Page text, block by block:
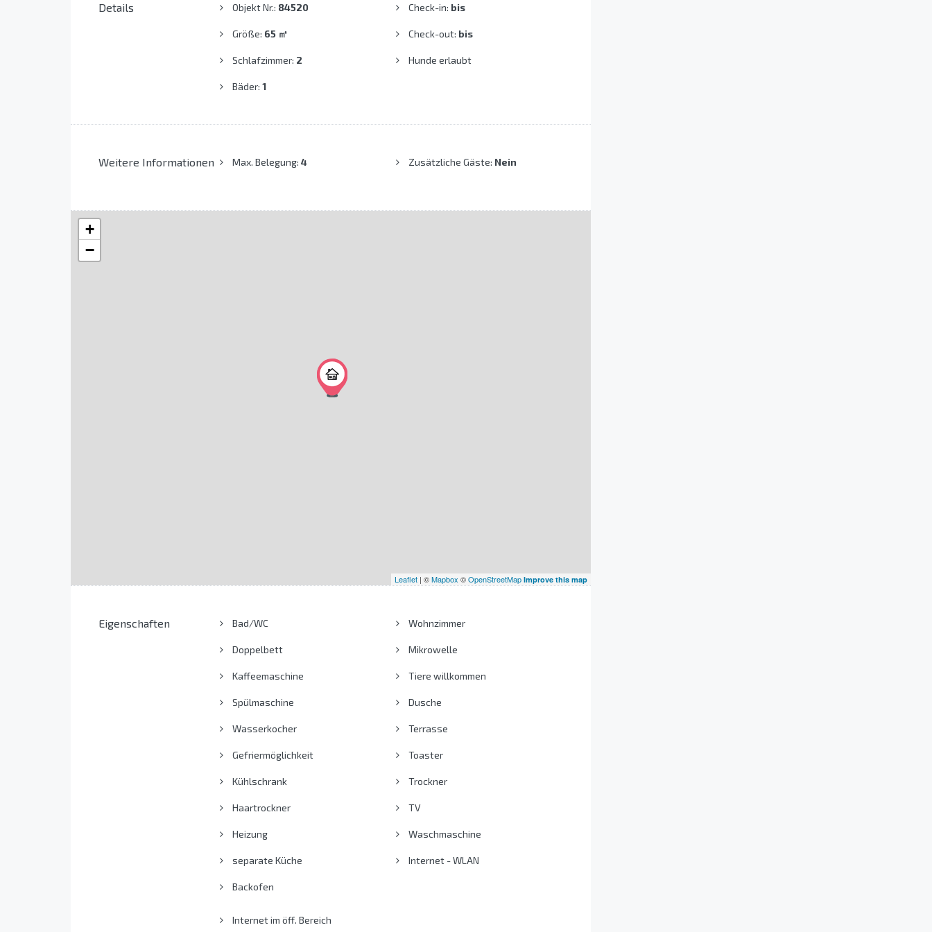
Details Objekt Nr.: 84520
Größe: 65 ㎡
Schlafzimmer: 2
Bäder: 1
Check-in: bis
Check-out: bis
Hunde erlaubt
Weitere Informationen Max. Belegung: 4 Zusätzliche Gäste: Nein
+
−
Leaflet | ©Mapbox ©OpenStreetMap Improve this map
Eigenschaften Bad/WC
Doppelbett
Kaffeemaschine
Spülmaschine
Wasserkocher
Gefriermöglichkeit
Kühlschrank
Haartrockner
Heizung
separate Küche
Backofen
Wohnzimmer
Mikrowelle
Tiere willkommen
Dusche
Terrasse
Toaster
Trockner
TV
Waschmaschine
Internet - WLAN
Internet im öff. Bereich